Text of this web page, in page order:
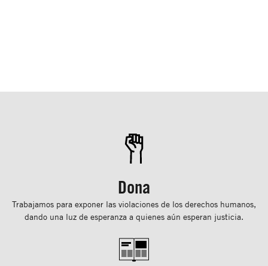
Dona
Trabajamos para exponer las violaciones de los derechos humanos,
dando una luz de esperanza a quienes aún esperan justicia.